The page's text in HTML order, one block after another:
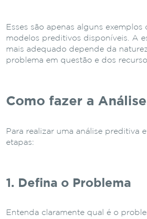
Esses são apenas alguns
modelos preditivos disponíveis. A
mais adequado depende da
problema em questão e dos
Como fazer a
Para realizar uma análise preditiva
etapas:
1. Defina o Problema
Entenda claramente qual é o